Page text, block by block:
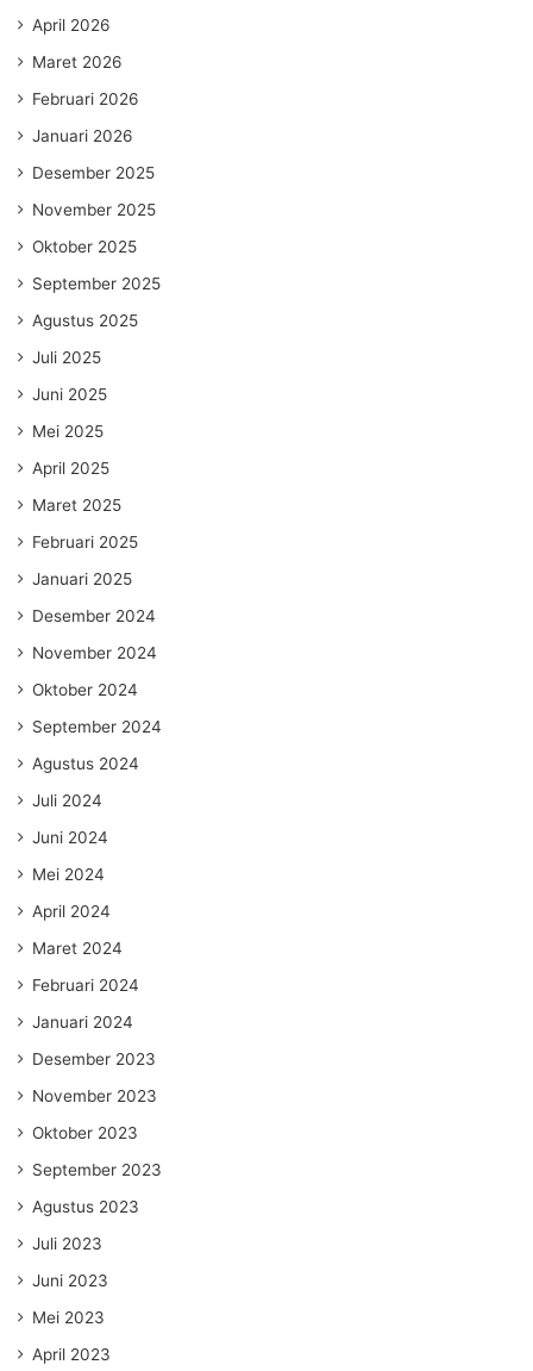
April 2026
Maret 2026
Februari 2026
Januari 2026
Desember 2025
November 2025
Oktober 2025
September 2025
Agustus 2025
Juli 2025
Juni 2025
Mei 2025
April 2025
Maret 2025
Februari 2025
Januari 2025
Desember 2024
November 2024
Oktober 2024
September 2024
Agustus 2024
Juli 2024
Juni 2024
Mei 2024
April 2024
Maret 2024
Februari 2024
Januari 2024
Desember 2023
November 2023
Oktober 2023
September 2023
Agustus 2023
Juli 2023
Juni 2023
Mei 2023
April 2023